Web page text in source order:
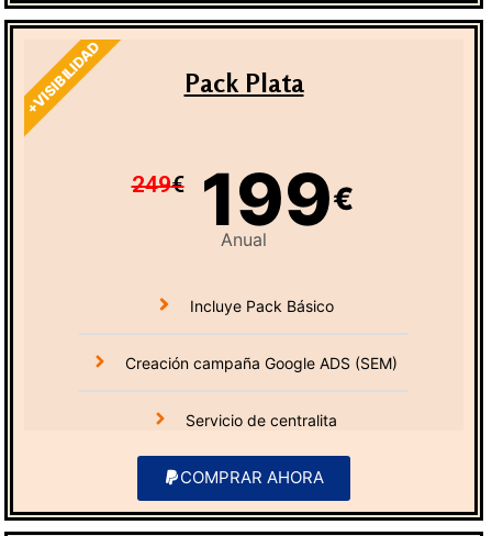
Pack Plata
249€ 199€
Anual
Incluye Pack Básico
Creación campaña Google ADS (SEM)
Servicio de centralita
+VISIBILIDAD
COMPRAR AHORA